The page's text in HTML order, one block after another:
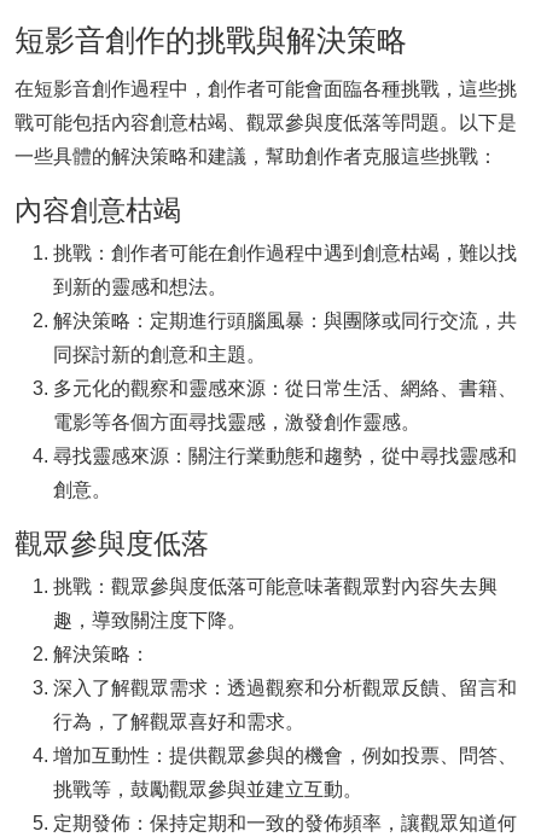
短影音創作的挑戰與解決策略
在短影音創作過程中，創作者可能會面臨各種挑戰，這些挑
戰可能包括內容創意枯竭、觀眾參與度低落等問題。以下是
一些具體的解決策略和建議，幫助創作者克服這些挑戰：
內容創意枯竭
挑戰：創作者可能在創作過程中遇到創意枯竭，難以找
到新的靈感和想法。
解決策略：定期進行頭腦風暴：與團隊或同行交流，共
同探討新的創意和主題。
多元化的觀察和靈感來源：從日常生活、網絡、書籍、
電影等各個方面尋找靈感，激發創作靈感。
尋找靈感來源：關注行業動態和趨勢，從中尋找靈感和
創意。
觀眾參與度低落
挑戰：觀眾參與度低落可能意味著觀眾對內容失去興
趣，導致關注度下降。
解決策略：
深入了解觀眾需求：透過觀察和分析觀眾反饋、留言和
行為，了解觀眾喜好和需求。
增加互動性：提供觀眾參與的機會，例如投票、問答、
挑戰等，鼓勵觀眾參與並建立互動。
定期發佈：保持定期和一致的發佈頻率，讓觀眾知道何